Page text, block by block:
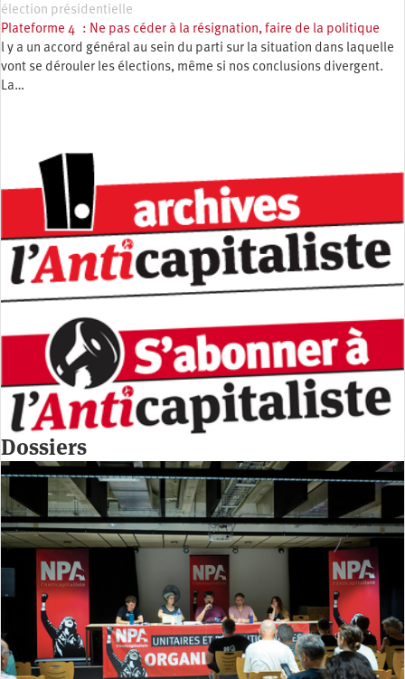
élection présidentielle
Plateforme 4 : Ne pas céder à la résignation, faire de la politique
l y a un accord général au sein du parti sur la situation dans laquelle
vont se dérouler les élections, même si nos conclusions divergent.
La…
Dossiers